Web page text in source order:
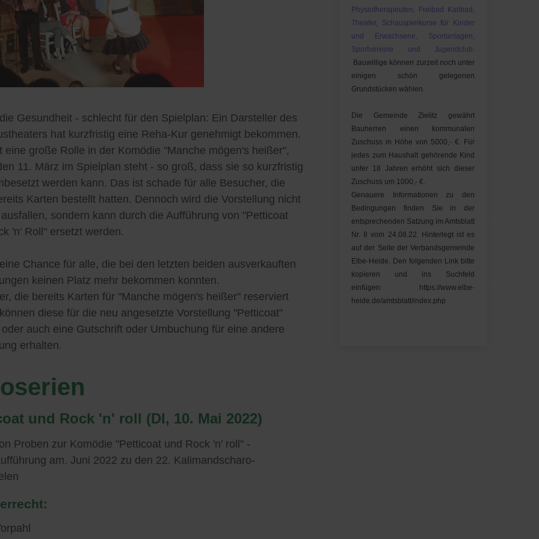
Gesundheit - schlecht für den Spielplan: Ein Darsteller des
hat kurzfristig eine Reha-Kur genehmigt bekommen.
eine große Rolle in der Komödie "Manche mögen's heißer",
11. März im Spielplan steht - so groß, dass sie so kurzfristig
werden kann. Das ist schade für alle Besucher, die
Karten bestellt hatten. Dennoch wird die Vorstellung nicht
sondern kann durch die Aufführung von "Petticoat
'n' Roll" ersetzt werden.
Chance für alle, die bei den letzten beiden ausverkauften
keinen Platz mehr bekommen konnten.
die bereits Karten für "Manche mögen's heißer" reserviert
diese für die neu angesetzte Vorstellung "Petticoat"
auch eine Gutschrift oder Umbuchung für eine andere
erhalten.
und Rock 'n' roll (DI, 10. Mai 2022)
Proben zur Komödie "Petticoat und Rock 'n' roll" -
am. Juni 2022 zu den 22. Kalimandscharo-
Physiotherapeuten, Freibad Kalibad,
Theater, Schauspielkurse für Kinder
und Erwachsene, Sportanlagen,
Sportvereine und Jugendclub.
Bauwillige können zurzeit noch unter
einigen schön gelegenen
Grundstücken wählen.
Die Gemeinde Zielitz gewährt
Bauherren einen kommunalen
Zuschuss in Höhe von 5000,- €. Für
jedes zum Haushalt gehörende Kind
unter 18 Jahren erhöht sich dieser
Zuschuss um 1000,- €.
Genauere Informationen zu den
Bedingungen finden Sie in der
entsprechenden Satzung im Amtsblatt
Nr. 8 vom 24.08.22. Hinterlegt ist es
auf der Seite der Verbandsgemeinde
Elbe-Heide. Den folgenden Link bitte
kopieren und ins Suchfeld
einfügen: https://www.elbe-
heide.de/amtsblatt/index.php